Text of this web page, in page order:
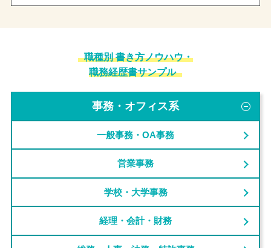
職種別 書き方ノウハウ・
職務経歴書サンプル
事務・オフィス系
一般事務・OA事務
営業事務
学校・大学事務
経理・会計・財務